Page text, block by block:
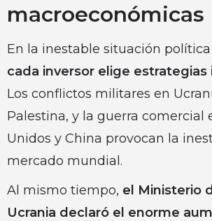
macroeconómicas
En la inestable situación
cada inversor elige estrategias
Los conflictos militares en
Palestina, y la guerra comercial
Unidos y China provocan la
mercado mundial.
Al mismo tiempo, el Ministerio
Ucrania declaró el enorme